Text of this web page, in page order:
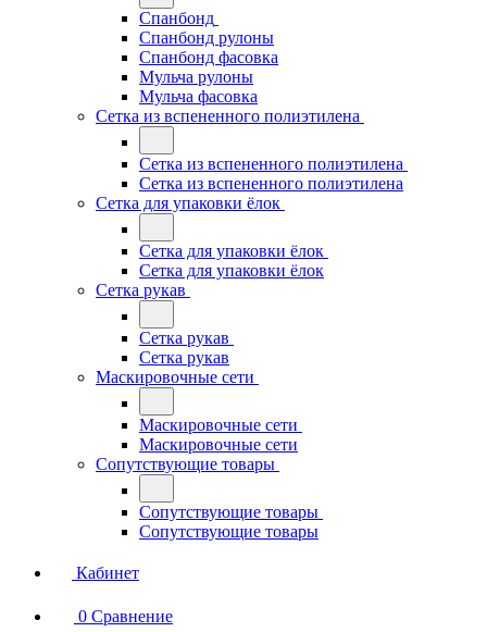
Спанбонд
Спанбонд рулоны
Спанбонд фасовка
Мульча рулоны
Мульча фасовка
Сетка из вспененного полиэтилена
Сетка из вспененного полиэтилена
Сетка из вспененного полиэтилена
Сетка для упаковки ёлок
Сетка для упаковки ёлок
Сетка для упаковки ёлок
Сетка рукав
Сетка рукав
Сетка рукав
Маскировочные сети
Маскировочные сети
Маскировочные сети
Сопутствующие товары
Сопутствующие товары
Сопутствующие товары
Кабинет
0 Сравнение